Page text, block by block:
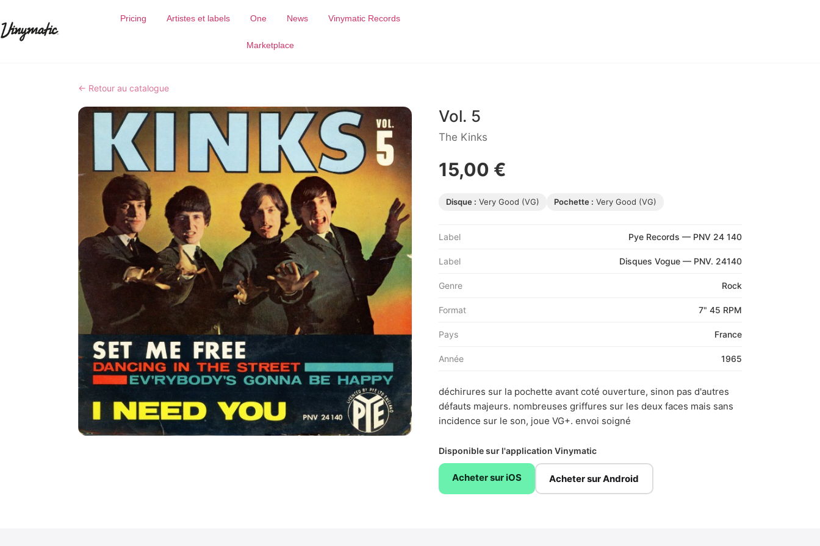
Pricing Artistes et labels One News Vinymatic Records
Marketplace
← Retour au catalogue
Vol. 5
The Kinks
15,00 €
Disque : Very Good (VG) Pochette : Very Good (VG)
Label Pye Records — PNV 24 140
Label Disques Vogue — PNV. 24140
Genre Rock
Format 7" 45 RPM
Pays France
Année 1965
déchirures sur la pochette avant coté ouverture, sinon pas d'autres
défauts majeurs. nombreuses griffures sur les deux faces mais sans
incidence sur le son, joue VG+. envoi soigné
Disponible sur l'application Vinymatic
Acheter sur iOS Acheter sur Android